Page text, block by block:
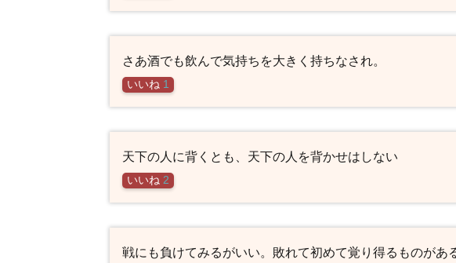
さあ酒でも飲んで気持ちを大きく持ちなされ。
いいね 1
天下の人に背くとも、天下の人を背かせはしない
いいね 2
戦にも負けてみるがいい。敗れて初めて覚り得るものがある